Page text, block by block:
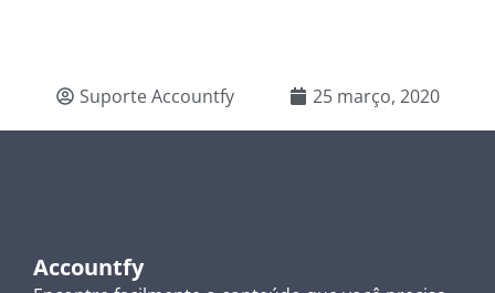
Suporte Accountfy 25 março, 2020
Accountfy